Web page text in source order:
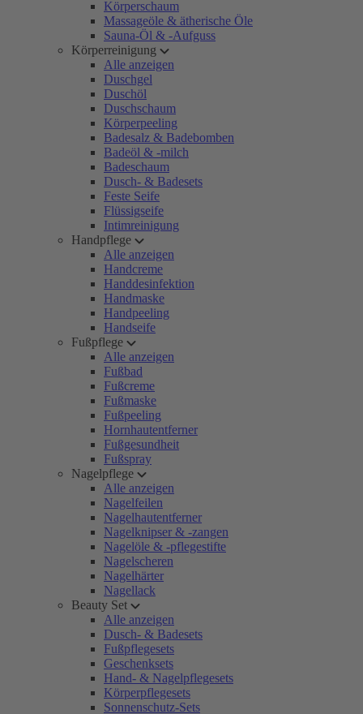
Körperschaum
Massageöle & ätherische Öle
Sauna-Öl & -Aufguss
Körperreinigung
Alle anzeigen
Duschgel
Duschöl
Duschschaum
Körperpeeling
Badesalz & Badebomben
Badeöl & -milch
Badeschaum
Dusch- & Badesets
Feste Seife
Flüssigseife
Intimreinigung
Handpflege
Alle anzeigen
Handcreme
Handdesinfektion
Handmaske
Handpeeling
Handseife
Fußpflege
Alle anzeigen
Fußbad
Fußcreme
Fußmaske
Fußpeeling
Hornhautentferner
Fußgesundheit
Fußspray
Nagelpflege
Alle anzeigen
Nagelfeilen
Nagelhautentferner
Nagelknipser & -zangen
Nagelöle & -pflegestifte
Nagelscheren
Nagelhärter
Nagellack
Beauty Set
Alle anzeigen
Dusch- & Badesets
Fußpflegesets
Geschenksets
Hand- & Nagelpflegesets
Körperpflegesets
Sonnenschutz-Sets